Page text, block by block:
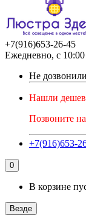
+7(916)653-26-45
Ежедневно, с
Не
Нашли
Позвоните
+7(916)653-
0
В корзине
Везде